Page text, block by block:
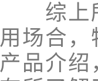
综上所
用场合
产品介